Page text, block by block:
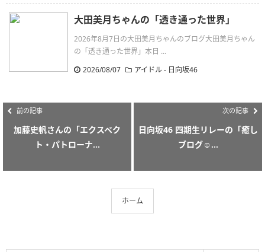
大田美月ちゃんの「透き通った世界」
2026年8月7日の大田美月ちゃんのブログ大田美月ちゃん
の「透き通った世界」本日 ...
2026/08/07
アイドル - 日向坂46
前の記事
加藤史帆さんの「エクスペク
ト・パトローナ...
次の記事
日向坂46 四期生リレーの「癒し
ブログ☺...
ホーム